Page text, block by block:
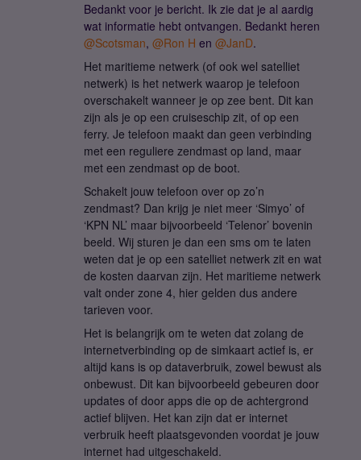
Bedankt voor je bericht. Ik zie dat je al aardig
wat informatie hebt ontvangen. Bedankt heren
@Scotsman, ​ @Ron H en ​ @JanD.
Het maritieme netwerk (of ook wel satelliet
netwerk) is het netwerk waarop je telefoon
overschakelt wanneer je op zee bent. Dit kan
zijn als je op een cruiseschip zit, of op een
ferry. Je telefoon maakt dan geen verbinding
met een reguliere zendmast op land, maar
met een zendmast op de boot.
Schakelt jouw telefoon over op zo’n
zendmast? Dan krijg je niet meer ‘Simyo’ of
‘KPN NL’ maar bijvoorbeeld ‘Telenor’ bovenin
beeld. Wij sturen je dan een sms om te laten
weten dat je op een satelliet netwerk zit en wat
de kosten daarvan zijn. Het maritieme netwerk
valt onder zone 4, hier gelden dus andere
tarieven voor.
Het is belangrijk om te weten dat zolang de
internetverbinding op de simkaart actief is, er
altijd kans is op dataverbruik, zowel bewust als
onbewust. Dit kan bijvoorbeeld gebeuren door
updates of door apps die op de achtergrond
actief blijven. Het kan zijn dat er internet
verbruik heeft plaatsgevonden voordat je jouw
internet had uitgeschakeld.